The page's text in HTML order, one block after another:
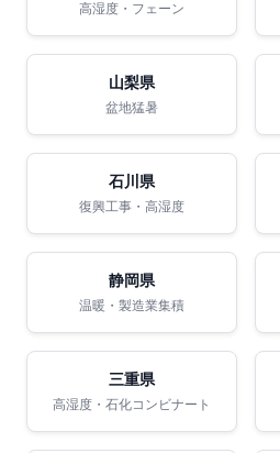
高湿度・フェーン
山梨県
盆地猛暑
石川県
復興工事・高湿度
静岡県
温暖・製造業集積
三重県
高湿度・石化コンビナート